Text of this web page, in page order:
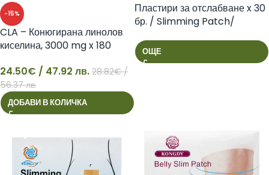
-15%
24
CLA – Конюгирана линолов
киселина, 3000 mg x 180
24.50€ / 47.92 лв. 28.82€/
56.37 лв.
ДОБАВИ В КОЛИЧКА
Пластири за отслабване x 30
бр. / Slimming Patch/
ОЩЕ